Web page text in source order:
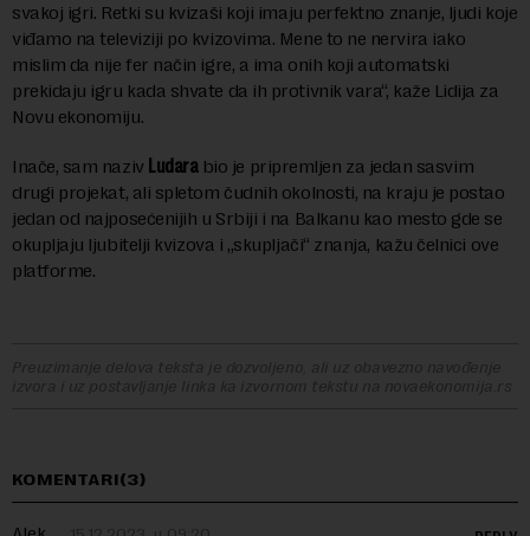
svakoj igri. Retki su kvizaši koji imaju perfektno znanje, ljudi koje
viđamo na televiziji po kvizovima. Mene to ne nervira iako
mislim da nije fer način igre, a ima onih koji automatski
prekidaju igru kada shvate da ih protivnik vara“, kaže Lidija za
Novu ekonomiju.
Inače, sam naziv Ludarabio je pripremljen za jedan sasvim
drugi projekat, ali spletom čudnih okolnosti, na kraju je postao
jedan od najposećenijih u Srbiji i na Balkanu kao mesto gde se
okupljaju ljubitelji kvizova i „skupljači“ znanja, kažu čelnici ove
platforme.
Preuzimanje delova teksta je dozvoljeno, ali uz obavezno navođenje
izvora i uz postavljanje linka ka izvornom tekstu na novaekonomija.rs
KOMENTARI(3)